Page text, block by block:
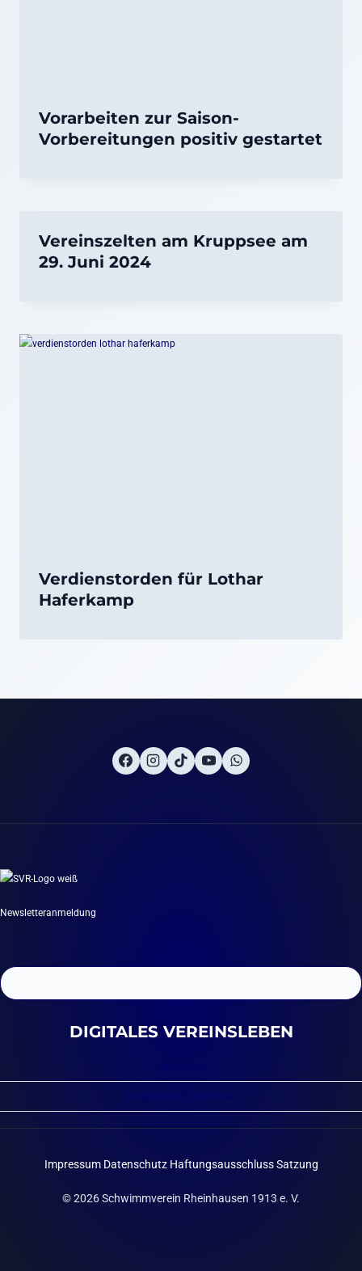
Vorarbeiten zur Saison-
Vorbereitungen positiv gestartet
Vereinszelten am Kruppsee am
29. Juni 2024
Verdienstorden für Lothar
Haferkamp
Newsletteranmeldung
DIGITALES VEREINSLEBEN
Impressum Datenschutz Haftungsausschluss Satzung
© 2026 Schwimmverein Rheinhausen 1913 e. V.